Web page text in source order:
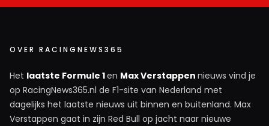
OVER RACINGNEWS365
Het laatste Formule 1en Max Verstappen nieuws vind je
op RacingNews365.nl de F1-site van Nederland met
dagelijks het laatste nieuws uit binnen en buitenland. Max
Verstappen gaat in zijn Red Bull op jacht naar nieuwe